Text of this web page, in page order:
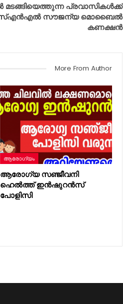
മടങ്ങിയെത്തുന്ന പ്രവാസികൾക്ക്
സൗജന്യ മൊബൈൽ
കണക്ഷൻ
More From Author
ആരോഗ്യം
ആരോഗ്യ സഞ്ജീവനി
ഹെൽത്ത് ഇൻഷുറൻസ്
പോളിസി